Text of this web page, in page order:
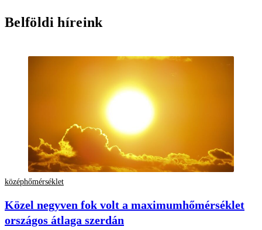
Belföldi híreink
középhőmérséklet
Közel negyven fok volt a maximumhőmérséklet
országos átlaga szerdán